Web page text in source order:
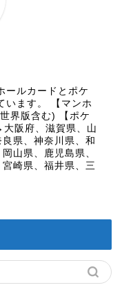
ールカードとポケ
います。 【マンホ
界版含む) 【ポケ
阪府、滋賀県、山
県、神奈川県、和
山県、鹿児島県、
崎県、福井県、三